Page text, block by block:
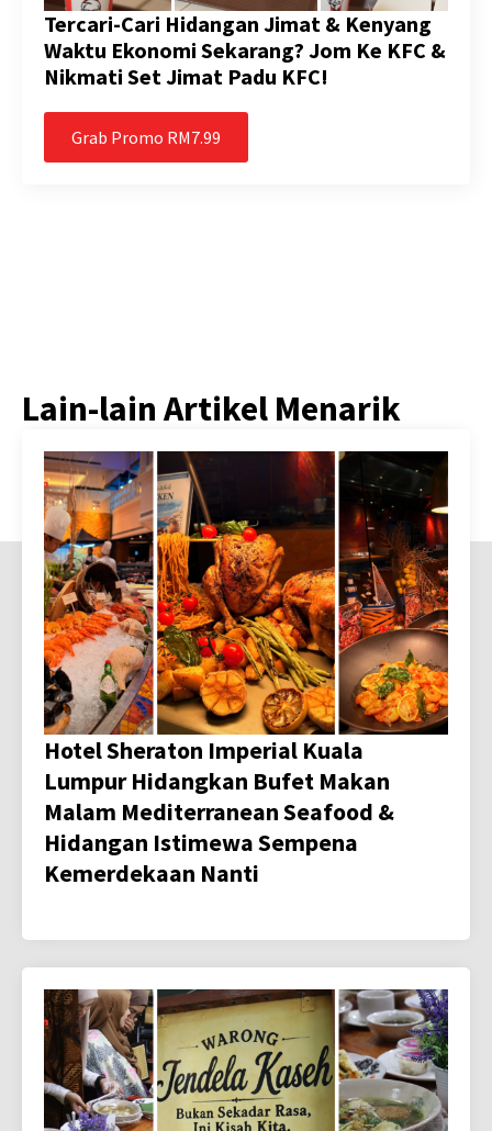
Tercari-Cari Hidangan Jimat & Kenyang
Waktu Ekonomi Sekarang? Jom Ke KFC &
Nikmati Set Jimat Padu KFC!
Grab Promo RM7.99
Lain-lain Artikel Menarik
Hotel Sheraton Imperial Kuala
Lumpur Hidangkan Bufet Makan
Malam Mediterranean Seafood &
Hidangan Istimewa Sempena
Kemerdekaan Nanti